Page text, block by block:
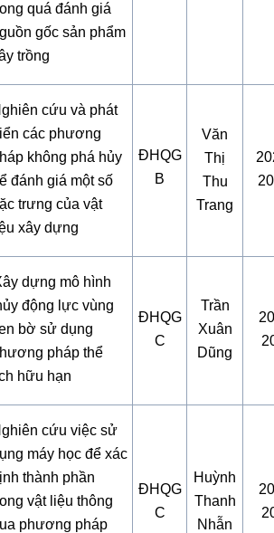
quá đánh giá
gốc sản phẩm
trồng
cứu và phát
các phương
không phá hủy
đánh giá một số
trưng của vật
xây dựng
ĐHQG
B
Văn
Thị
Thu
Trang
dựng mô hình
động lực vùng
bờ sử dụng
pháp thể
hữu hạn
ĐHQG
C
Trần
Xuân
Dũng
cứu việc sử
máy học để xác
thành phần
vật liệu thông
phương pháp
ĐHQG
C
Huỳnh
Thanh
Nhẫn